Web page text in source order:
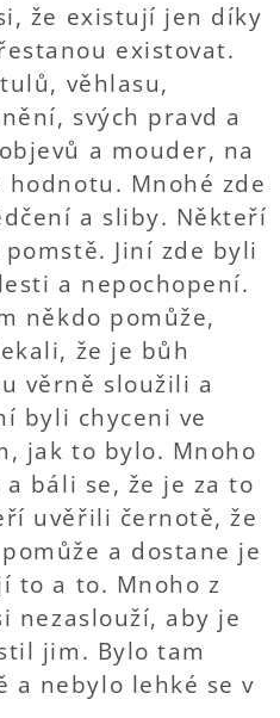
že existují jen díky
existovat.
věhlasu,
svých pravd a
a mouder, na
Mnohé zde
a sliby. Někteří
Jiní zde byli
a nepochopení.
někdo pomůže,
že je bůh
věrně sloužili a
byli chyceni ve
jak to bylo. Mnoho
báli se, že je za to
uvěřili černotě, že
a dostane je
to a to. Mnoho z
nezaslouží, aby je
jim. Bylo tam
a nebylo lehké se v